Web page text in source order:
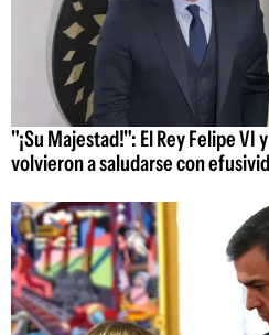
"¡Su Majestad!": El Rey Felipe
volvieron a saludarse con